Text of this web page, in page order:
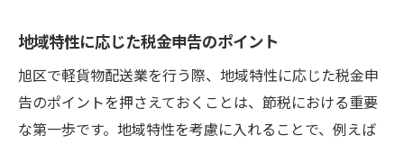
神奈川県横浜市旭区で軽貨物配送業者が採るべ
き節税対策
旭区の軽貨物配送に最適な会計ソフトの選
び方
地域特性に応じた税金申告のポイント
旭区で軽貨物配送業を行う際、地域特性に応じた税金申
告のポイントを押さえておくことは、節税における重要
な第一歩です。地域特性を考慮に入れることで、例えば